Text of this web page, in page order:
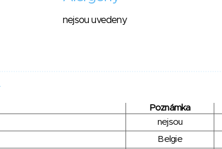
nejsou uvedeny
Poznámka
nejsou
Belgie